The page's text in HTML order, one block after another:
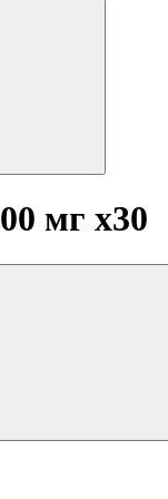
мг x30